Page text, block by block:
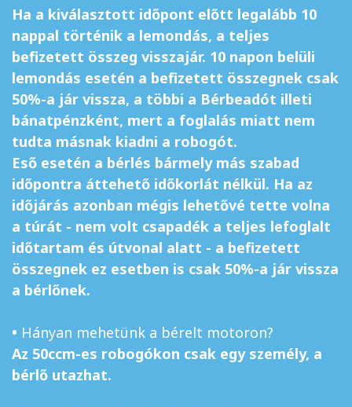
Ha a kiválasztott időpont előtt legalább 10
nappal történik a lemondás, a teljes
befizetett összeg visszajár. 10 napon belüli
lemondás esetén a befizetett összegnek csak
50%-a jár vissza, a többi a Bérbeadót illeti
bánatpénzként, mert a foglalás miatt nem
tudta másnak kiadni a robogót.
Eső esetén a bérlés bármely más szabad
időpontra áttehető időkorlát nélkül. Ha az
időjárás azonban mégis lehetővé tette volna
a túrát - nem volt csapadék a teljes lefoglalt
időtartam és útvonal alatt - a befizetett
összegnek ez esetben is csak 50%-a jár vissza
a bérlőnek.
• Hányan mehetünk a bérelt motoron?
Az 50ccm-es robogókon csak egy személy, a
bérlő utazhat.